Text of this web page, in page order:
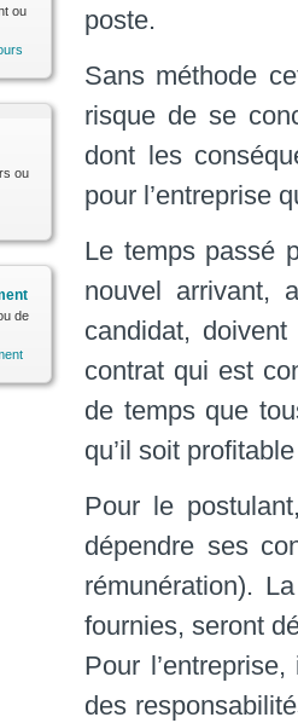
poste.
Sans méthode
risque de se
dont les
pour l’entreprise
Le temps passé
nouvel arrivant,
candidat,
contrat qui est
de temps que
qu’il soit
Pour le
dépendre ses
rémunération).
fournies, seront
Pour
des
ou
ou
de